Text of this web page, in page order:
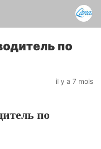
по
il y a 7 mois
по